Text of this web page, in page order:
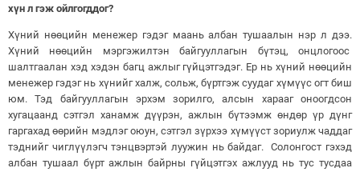
хүн л гэж ойлгогддог?
Хүний нөөцийн менежер гэдэг маань албан тушаалын нэр л дээ.
Хүний нөөцийн мэргэжилтэн байгууллагын бүтэц, онцлогоос
шалтгаалан хэд хэдэн багц ажлыг гүйцэтгэдэг. Ер нь хүний нөөцийн
менежер гэдэг нь хүнийг халж, сольж, бүртгэж суудаг хүмүүс огт биш
юм. Тэд байгууллагын эрхэм зорилго, алсын харааг оноогдсон
хугацаанд сэтгэл ханамж дүүрэн, ажлын бүтээмж өндөр үр дүнг
гаргахад өөрийн мэдлэг оюун, сэтгэл зүрхээ хүмүүст зориулж чаддаг
тэднийг чиглүүлэгч тэнцвэртэй луужин нь байдаг. Солонгост гэхэд
албан тушаал бүрт ажлын байрны гүйцэтгэх ажлууд нь тус тусдаа